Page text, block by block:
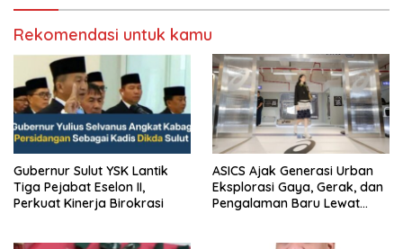
Rekomendasi untuk kamu
Gubernur Sulut YSK Lantik
Tiga Pejabat Eselon II,
Perkuat Kinerja Birokrasi
ASICS Ajak Generasi Urban
Eksplorasi Gaya, Gerak, dan
Pengalaman Baru Lewat